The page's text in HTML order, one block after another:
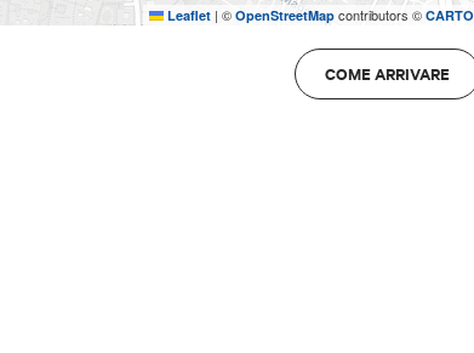
Leaflet | © OpenStreetMapcontributors © CARTO
COME ARRIVARE